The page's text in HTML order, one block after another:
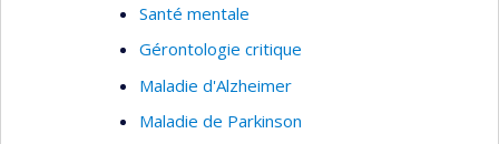
Santé mentale
Gérontologie critique
Maladie d'Alzheimer
Maladie de Parkinson